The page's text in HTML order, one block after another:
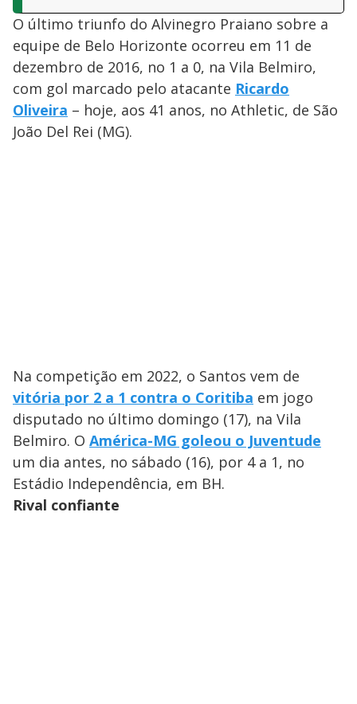
O último triunfo do Alvinegro Praiano sobre a
equipe de Belo Horizonte ocorreu em 11 de
dezembro de 2016, no 1 a 0, na Vila Belmiro,
com gol marcado pelo atacante Ricardo
Oliveira – hoje, aos 41 anos, no Athletic, de São
João Del Rei (MG).
Na competição em 2022, o Santos vem de
vitória por 2 a 1 contra o Coritiba em jogo
disputado no último domingo (17), na Vila
Belmiro. O América-MG goleou o Juventude
um dia antes, no sábado (16), por 4 a 1, no
Estádio Independência, em BH.
Rival confiante